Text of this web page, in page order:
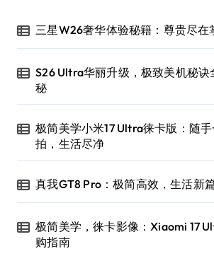
三星W26奢华体验秘籍：尊贵尽在
S26 Ultra华丽升级，极致美机秘诀
秘
极简美学小米17 Ultra徕卡版：随手
拍，生活尽净
真我GT8 Pro：极简高效，生活新
极简美学，徕卡影像：Xiaomi 17
购指南